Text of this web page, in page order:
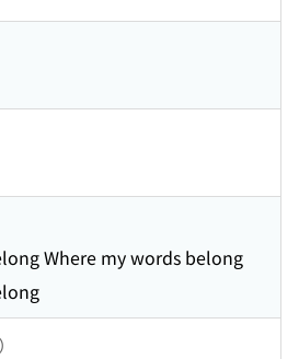
Where my words belong